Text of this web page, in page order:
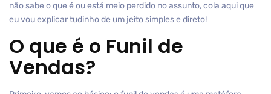
não sabe o que é ou está meio perdido no assunto, cola aqui que
eu vou explicar tudinho de um jeito simples e direto!
O que é o Funil de
Vendas?